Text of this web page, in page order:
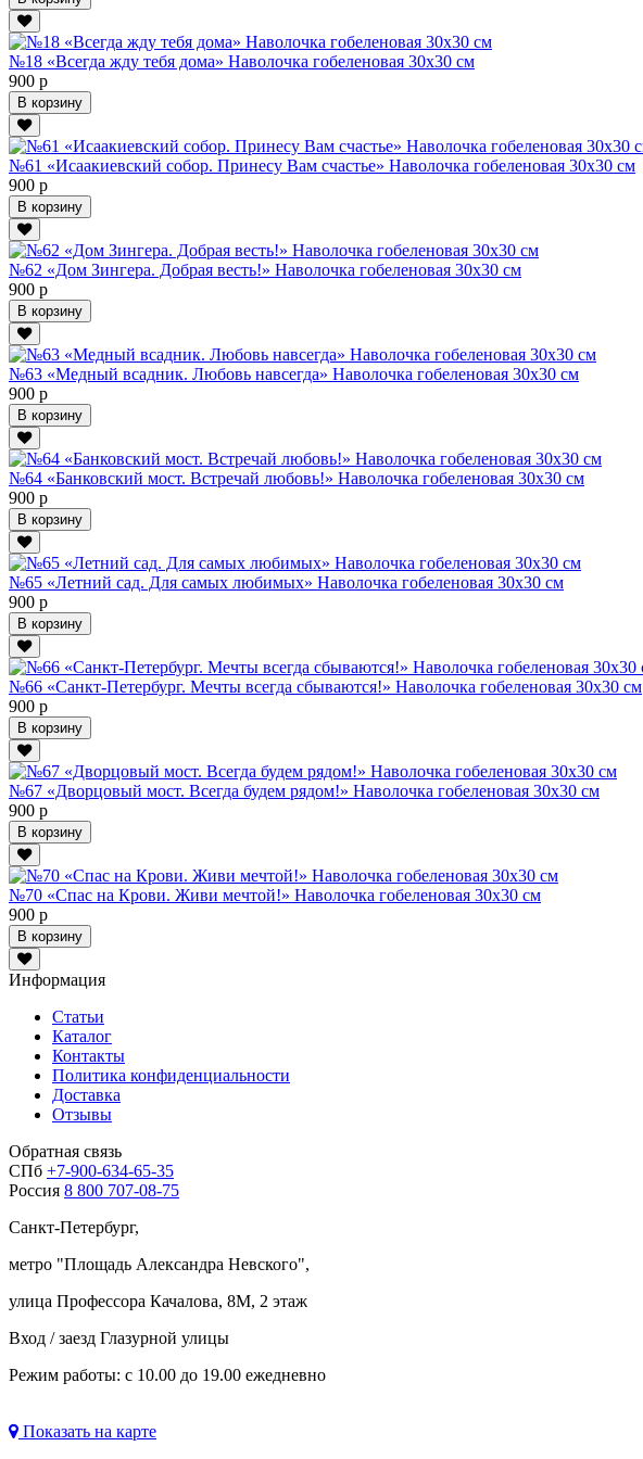
№18 «Всегда жду тебя дома» Наволочка гобеленовая 30х30 см
900 р
В корзину
№61 «Исаакиевский собор. Принесу Вам счастье» Наволочка гобеленовая 30х30 см
900 р
В корзину
№62 «Дом Зингера. Добрая весть!» Наволочка гобеленовая 30х30 см
900 р
В корзину
№63 «Медный всадник. Любовь навсегда» Наволочка гобеленовая 30х30 см
900 р
В корзину
№64 «Банковский мост. Встречай любовь!» Наволочка гобеленовая 30х30 см
900 р
В корзину
№65 «Летний сад. Для самых любимых» Наволочка гобеленовая 30х30 см
900 р
В корзину
№66 «Санкт-Петербург. Мечты всегда сбываются!» Наволочка гобеленовая 30х30 см
900 р
В корзину
№67 «Дворцовый мост. Всегда будем рядом!» Наволочка гобеленовая 30х30 см
900 р
В корзину
№70 «Спас на Крови. Живи мечтой!» Наволочка гобеленовая 30х30 см
900 р
В корзину
Информация
Статьи
Каталог
Контакты
Политика конфиденциальности
Доставка
Отзывы
Обратная связь
СПб +7-900-634-65-35
Россия 8 800 707-08-75
Санкт-Петербург,
метро "Площадь Александра Невского",
улица Профессора Качалова, 8М, 2 этаж
Вход / заезд Глазурной улицы
Режим работы: с 10.00 до 19.00 ежедневно
Показать на карте